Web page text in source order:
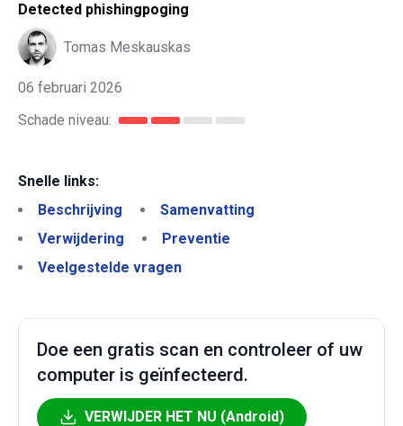
Detected phishingpoging
Tomas Meskauskas
06 februari 2026
Schade niveau:
Snelle links:
Beschrijving
Samenvatting
Verwijdering
Preventie
Veelgestelde vragen
Doe een gratis scan en controleer of uw
computer is geïnfecteerd.
VERWIJDER HET NU (Android)